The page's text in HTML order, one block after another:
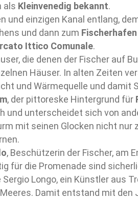
als Kleinvenedig bekannt.
und einzigen Kanal entlang,
und dann zum Fischerhafen
Ittico Comunale.
die denen der Fischer auf
Häuser. In alten Zeiten
und Wärmequelle und damit
, der pittoreske Hintergrund für
und unterscheidet sich von
mit seinen Glocken nicht nur
, Beschützerin der Fischer, am
für die Promenade sind
Longo, ein Künstler aus
Damit entstand mit den